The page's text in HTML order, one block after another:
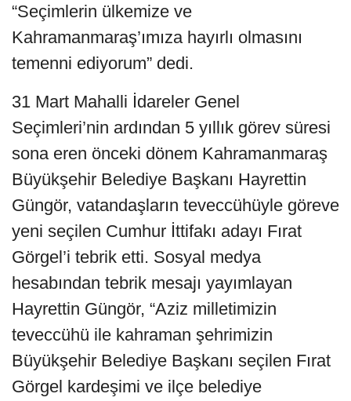
“Seçimlerin ülkemize ve
Kahramanmaraş’ımıza hayırlı olmasını
temenni ediyorum” dedi.
31 Mart Mahalli İdareler Genel
Seçimleri’nin ardından 5 yıllık görev süresi
sona eren önceki dönem Kahramanmaraş
Büyükşehir Belediye Başkanı Hayrettin
Güngör, vatandaşların teveccühüyle göreve
yeni seçilen Cumhur İttifakı adayı Fırat
Görgel’i tebrik etti. Sosyal medya
hesabından tebrik mesajı yayımlayan
Hayrettin Güngör, “Aziz milletimizin
teveccühü ile kahraman şehrimizin
Büyükşehir Belediye Başkanı seçilen Fırat
Görgel kardeşimi ve ilçe belediye